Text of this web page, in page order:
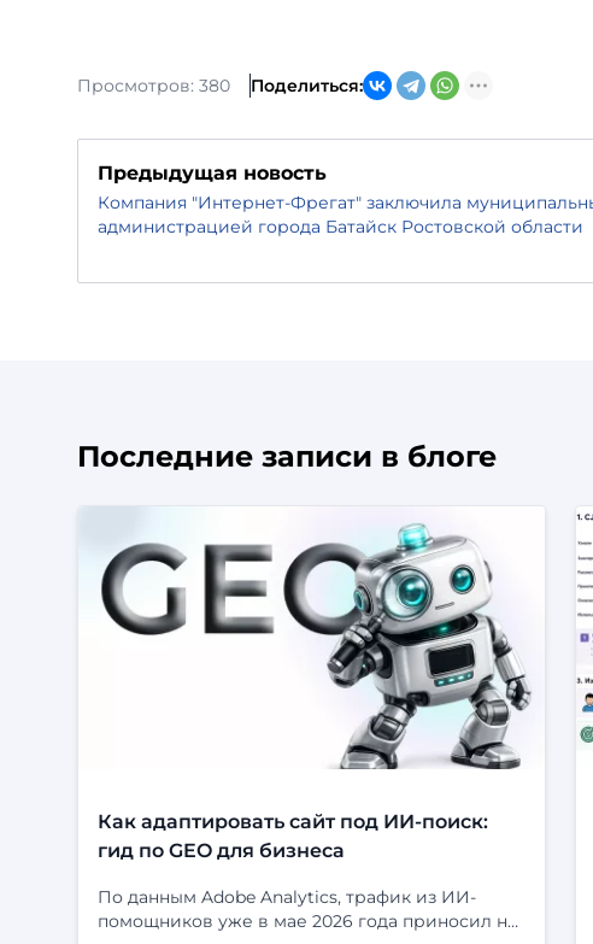
Просмотров: 380 Поделиться:
Предыдущая новость
Компания "Интернет-Фрегат" заключила
администрацией города Батайск Ростовской области
Последние записи в блоге
Как адаптировать сайт под ИИ-поиск:
гид по GEO для бизнеса
По данным Adobe Analytics, трафик из ИИ-
помощников уже в мае 2026 года приносил на